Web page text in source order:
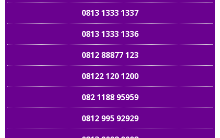
0813 1333 1337
0813 1333 1336
0812 88877 123
08122 120 1200
082 1188 95959
0812 995 92929